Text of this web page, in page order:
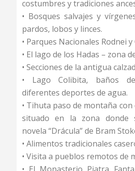
costumbres y tradiciones
• Bosques salvajes y
pardos, lobos y linces.
• Parques Nacionales Rodnei y
• El lago de los Hadas – zona
• Secciones de la antigua
• Lago Colibita, baños
diferentes deportes de agua.
• Tihuta paso de montaña
situado en la zona donde
novela “Drácula” de Bram
• Alimentos tradicionales
• Visita a pueblos remotos de